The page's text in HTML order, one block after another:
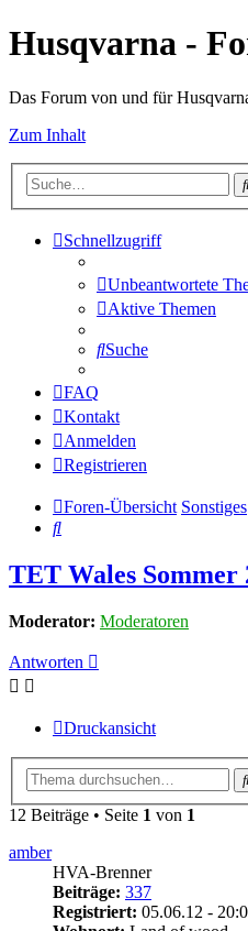
Husqvarna -
Das Forum von und für
Zum Inhalt
Schnellzugriff
Unbeantwortete
Aktive Themen
Suche
FAQ
Kontakt
Anmelden
Registrieren
Foren-Übersicht Sonstiges
Suche
TET Wales Sommer
Moderator: Moderatoren
Antworten
Druckansicht
12 Beiträge • Seite 1 von 1
amber
HVA-Brenner
Beiträge: 337
Registriert: 05.06.12 -